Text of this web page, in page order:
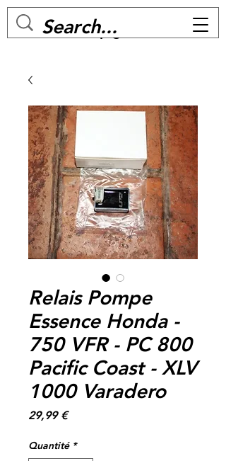
MC BIKE Perpignan
Relais Pompe
Essence Honda -
750 VFR - PC 800
Pacific Coast - XLV
1000 Varadero
29,99 €Prix
Quantité *